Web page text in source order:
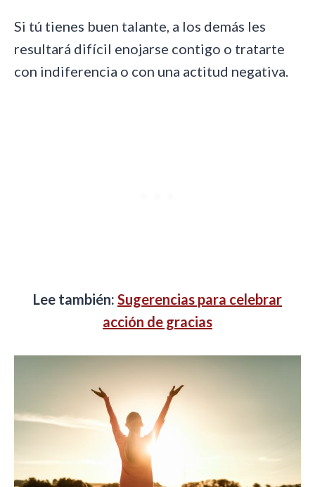
Si tú tienes buen talante, a los demás les
resultará difícil enojarse contigo o tratarte
con indiferencia o con una actitud negativa.
Lee también: Sugerencias para celebrar
acción de gracias